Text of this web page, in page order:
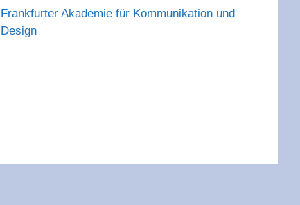
Frankfurter Akademie für Kommunikation und
Design